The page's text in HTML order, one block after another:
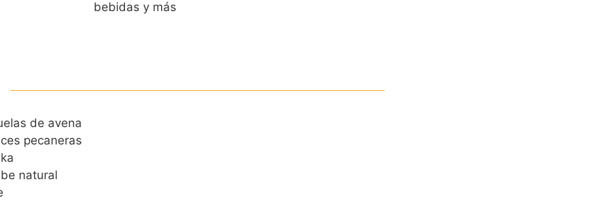
bebidas y más
de avena
pecaneras
natural